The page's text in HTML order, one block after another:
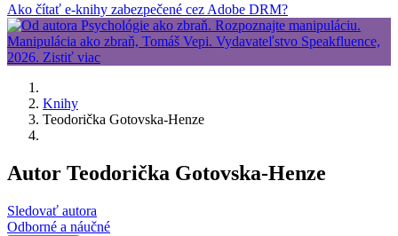
Ako čítať e-knihy zabezpečené cez Adobe DRM?
Knihy
Teodorička Gotovska-Henze
Autor Teodorička Gotovska-Henze
Sledovať autora
Odborné a náučné